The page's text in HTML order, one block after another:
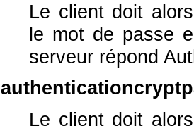
Le client doit
le mot de passe
serveur répond
Le client doit